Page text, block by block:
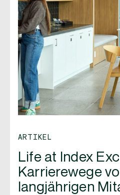
ARTIKEL
Life at Index
Karrierewege
langjährigen